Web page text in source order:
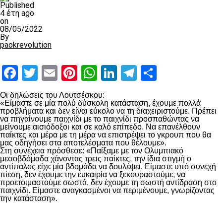
Published
4 έτη ago
on
08/05/2022
By
paokrevolution
Facebook
Twitter
EmailPinterest
WhatsApp
LinkedIn
Telegram
Οι δηλώσεις του Λουτσέσκου:
«Είμαστε σε μία πολύ δύσκολη κατάσταση, έχουμε πολλά
προβλήματα και δεν είναι εύκολο να τη διαχειριστούμε. Πρέπει
να πηγαίνουμε παιχνίδι με το παιχνίδι προσπαθώντας να
μείνουμε αισιόδοξοι και σε καλό επίπεδο. Να επανέλθουν
παίκτες και μέρα με τη μέρα να επιστρέψει το γκρουπ που θα
μας οδηγήσει στα αποτελέσματα που θέλουμε».
Στη συνέχεια πρόσθεσε: «Παίξαμε με τον Ολυμπιακό
μεσοβδόμαδα χάνοντας τρεις παίκτες, την ίδια στιγμή ο
αντίπαλος είχε μία βδομάδα να δουλέψει. Είμαστε υπό συνεχή
πίεση, δεν έχουμε την ευκαιρία να ξεκουραστούμε, να
προετοιμαστούμε σωστά, δεν έχουμε τη σωστή αντίδραση στο
παιχνίδι. Είμαστε αναγκασμένοι να περιμένουμε, γνωρίζοντας
την κατάσταση».